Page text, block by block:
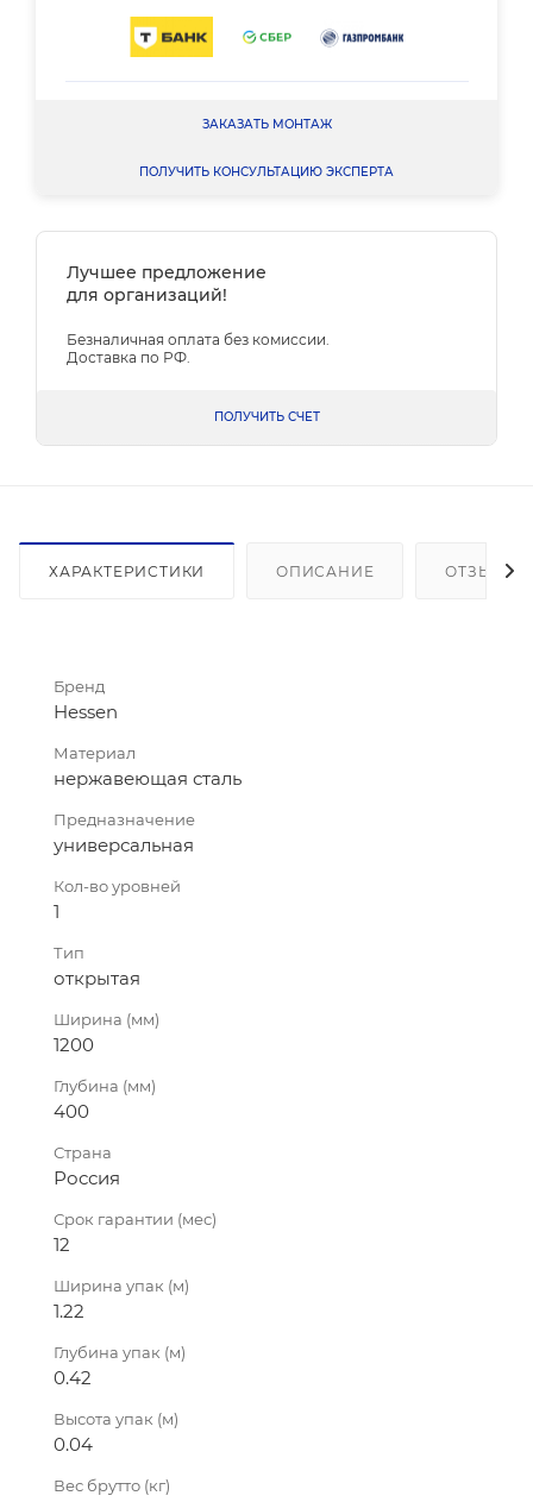
ЗАКАЗАТЬ МОНТАЖ
ПОЛУЧИТЬ КОНСУЛЬТАЦИЮ ЭКСПЕРТА
Лучшее предложение
для организаций!
Безналичная оплата без комиссии.
Доставка по РФ.
ПОЛУЧИТЬ СЧЕТ
ХАРАКТЕРИСТИКИ ОПИСАНИЕ ОТЗЫВЫ
Бренд
Hessen
Материал
нержавеющая сталь
Предназначение
универсальная
Кол-во уровней
1
Тип
открытая
Ширина (мм)
1200
Глубина (мм)
400
Страна
Россия
Срок гарантии (мес)
12
Ширина упак (м)
1.22
Глубина упак (м)
0.42
Высота упак (м)
0.04
Вес брутто (кг)